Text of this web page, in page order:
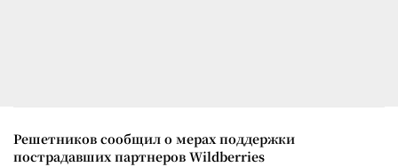
Решетников сообщил о мерах поддержки
пострадавших партнеров Wildberries